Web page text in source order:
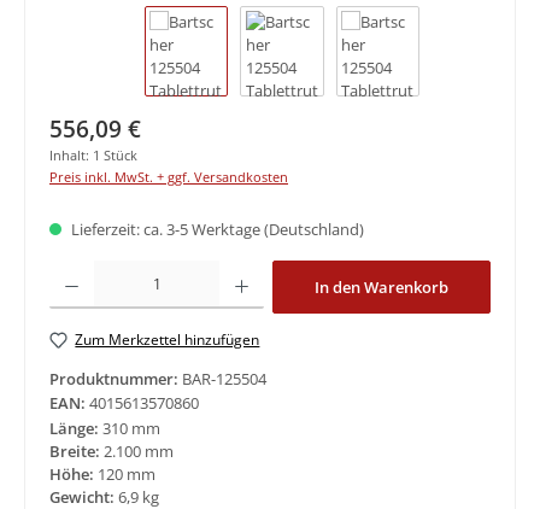
Regulärer Preis:
556,09 €
Inhalt: 1 Stück
Preis inkl. MwSt. + ggf. Versandkosten
Lieferzeit: ca. 3-5 Werktage (Deutschland)
Produkt Anzahl: Gib den gewünschten Wert ein oder benutze die
In den Warenkorb
Zum Merkzettel hinzufügen
Produktnummer: BAR-125504
EAN: 4015613570860
Länge: 310 mm
Breite: 2.100 mm
Höhe: 120 mm
Gewicht: 6,9 kg